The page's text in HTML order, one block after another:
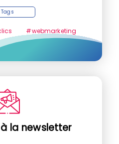
Tags
#webmarketing
la newsletter